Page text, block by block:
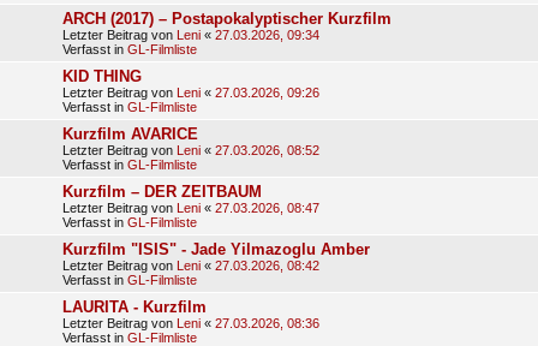
ARCH (2017) – Postapokalyptischer Kurzfilm
Letzter Beitrag von Leni « 27.03.2026, 09:34
Verfasst in GL-Filmliste
KID THING
Letzter Beitrag von Leni « 27.03.2026, 09:26
Verfasst in GL-Filmliste
Kurzfilm AVARICE
Letzter Beitrag von Leni « 27.03.2026, 08:52
Verfasst in GL-Filmliste
Kurzfilm – DER ZEITBAUM
Letzter Beitrag von Leni « 27.03.2026, 08:47
Verfasst in GL-Filmliste
Kurzfilm "ISIS" - Jade Yilmazoglu Amber
Letzter Beitrag von Leni « 27.03.2026, 08:42
Verfasst in GL-Filmliste
LAURITA - Kurzfilm
Letzter Beitrag von Leni « 27.03.2026, 08:36
Verfasst in GL-Filmliste